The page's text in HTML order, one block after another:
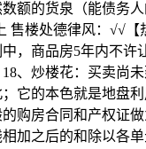
额的货泉（能债务
售楼处德律风：√√【
，商品房5年内不许
、炒楼花：买卖尚未
它的本色就是地盘
购房合同和产权证
加之后的和除以各